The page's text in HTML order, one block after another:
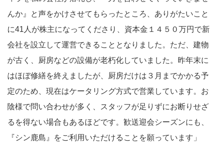
んか』と声をかけさせてもらったところ、ありがたいこと
に41人が株主になってくださり、資本金１４５０万円で新
会社を設立して運営できることとなりました。ただ、建物
が古く、厨房などの設備が老朽化していました。昨年末に
はほぼ修繕を終えましたが、厨房だけは３月までかかる予
定のため、現在はケータリング方式で営業しています。お
陰様で問い合わせが多く、スタッフが足りずにお断りせざ
るを得ない場合もあるほどです。歓送迎会シーズンにも、
『シン鹿島』をご利用いただけることを願っています」